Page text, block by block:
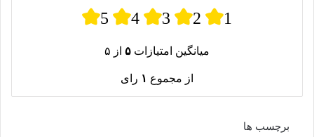
5 4 3 2 1
میانگین امتیازات ۵ از ۵
از مجموع ۱ رای
برچسب ها